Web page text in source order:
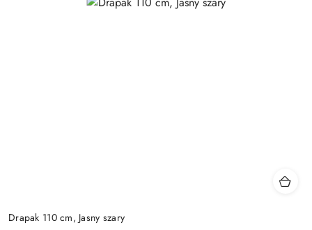
Drapak 110 cm, Jasny szary